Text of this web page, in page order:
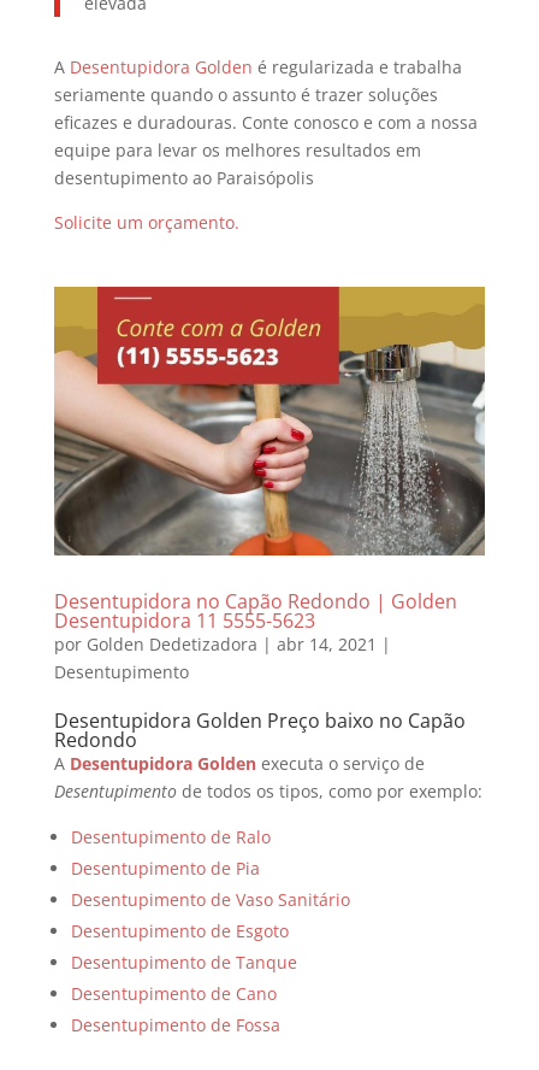
A Desentupidora Golden é regularizada e trabalha
seriamente quando o assunto é trazer soluções
eficazes e duradouras. Conte conosco e com a nossa
equipe para levar os melhores resultados em
desentupimento ao Paraisópolis
Solicite um orçamento.
Desentupidora no Capão Redondo | Golden
Desentupidora 11 5555-5623
por Golden Dedetizadora | abr 14, 2021 |
Desentupimento
Desentupidora Golden Preço baixo no Capão
Redondo
A Desentupidora Golden executa o serviço de
Desentupimentode todos os tipos, como por exemplo:
Desentupimento de Ralo
Desentupimento de Pia
Desentupimento de Vaso Sanitário
Desentupimento de Esgoto
Desentupimento de Tanque
Desentupimento de Cano
Desentupimento de Fossa